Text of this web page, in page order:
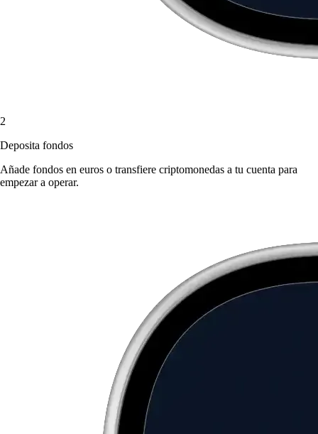
2
Deposita fondos
Añade fondos en euros o transfiere criptomonedas a tu cuenta para
empezar a operar.